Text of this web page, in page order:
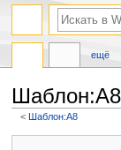
<Шаблон:А8
ещё